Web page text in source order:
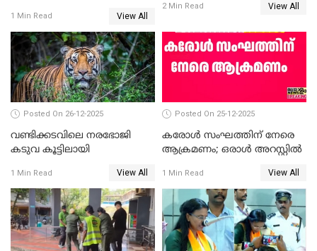
ഹൈക്കോടതിയിലേക്ക്;
സത്യപ്രതിജ്ഞ ചടങ്ങില്‍
ചട്ടലംഘനമെന്ന് പാർട്ടി
1 Min Read View All
2 Min Read View All
Posted On 26-12-2025
വണ്ടിക്കടവിലെ നരഭോജി
കടുവ കൂട്ടിലായി
1 Min Read View All
Posted On 25-12-2025
കരോള്‍ സംഘത്തിന് നേരെ
ആക്രമണം; ഒരാള്‍ അറസ്റ്റില്‍
1 Min Read View All